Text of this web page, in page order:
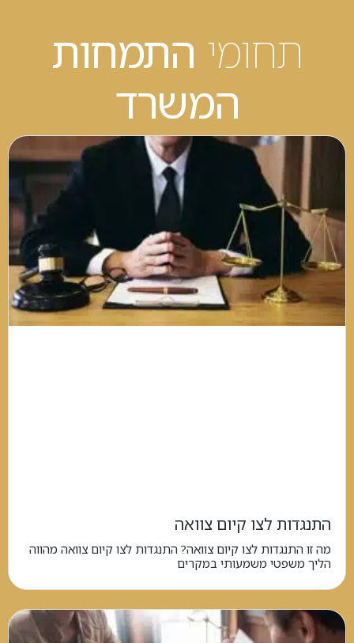
תחומי התמחות
המשרד
התנגדות לצו קיום צוואה
מה זו התנגדות לצו קיום צוואה? התנגדות לצו קיום צוואה מהווה
הליך משפטי משמעותי במקרים